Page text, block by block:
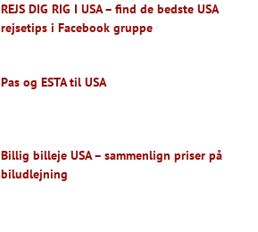
REJS DIG RIG I USA – find de bedste USA
rejsetips i Facebook gruppe
Pas og ESTA til USA
Billig billeje USA – sammenlign priser på
biludlejning